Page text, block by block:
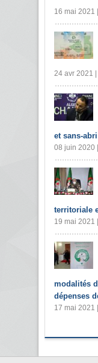
16 mai 2021 |
24 avr 2021 |
et sans-abri
08 juin 2020 |
territoriale
19 mai 2021 |
modalités
dépenses
17 mai 2021 |